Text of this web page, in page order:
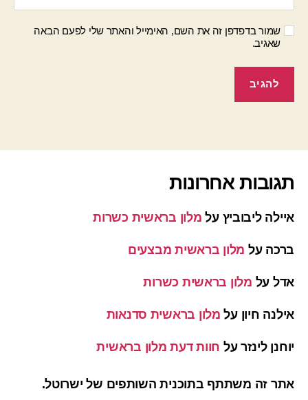
שמור בדפדפן זה את השם, האימייל והאתר שלי לפעם הבאה
שאגיב.
תגובות אחרונות
איילה ליבוביץ על מלון בראשית כשרות
ברכה על מלון בראשית מבצעים
אדל על מלון בראשית כשרות
אילנה חיון על מלון בראשית סדנאות
יוחנן לינזר על חוות דעת מלון בראשית
אתר זה משתתף בתוכנית השותפים של ישרוטל.